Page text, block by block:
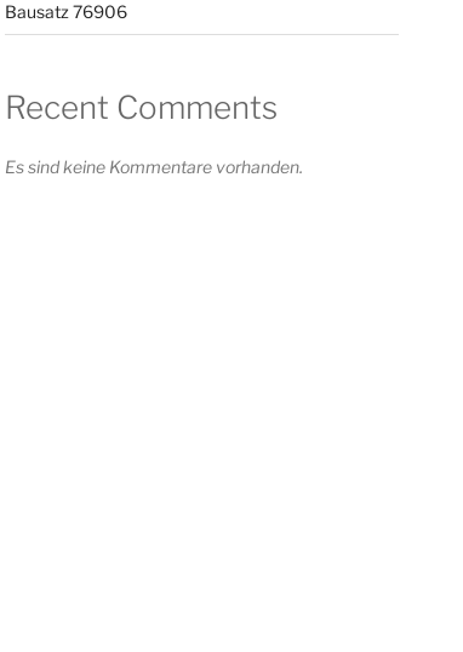
Bausatz 76906
Recent Comments
Es sind keine Kommentare vorhanden.